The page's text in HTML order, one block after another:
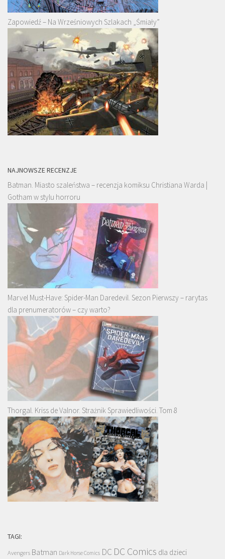
Zapowiedź – Na Wrześniowych Szlakach „Śmiały”
NAJNOWSZE RECENZJE
Batman. Miasto szaleństwa – recenzja komiksu Christiana Warda |
Gotham w stylu horroru
Marvel Must-Have: Spider-Man Daredevil. Sezon Pierwszy – rarytas
dla prenumeratorów – czy warto?
Thorgal. Kriss de Valnor. Strażnik Sprawiedliwości. Tom 8
TAGI:
Avengers Batman Dark Horse Comics DC DC Comics dla dzieci